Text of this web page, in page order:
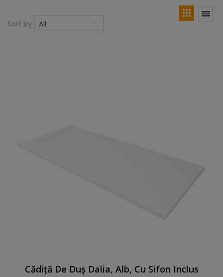
Sort by All
Cădiță De Duș Dalia, Alb, Cu Sifon Inclus